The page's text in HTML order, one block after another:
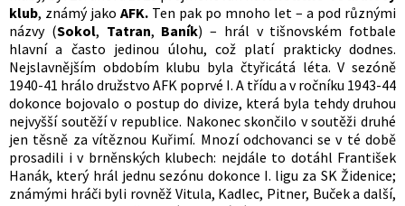
klub, známý jako AFK. Ten pak po mnoho let – a pod různými
názvy (Sokol, Tatran, Baník) – hrál v tišnovském fotbale
hlavní a často jedinou úlohu, což platí prakticky dodnes.
Nejslavnějším obdobím klubu byla čtyřicátá léta. V sezóně
1940-41 hrálo družstvo AFK poprvé I. A třídu a v ročníku 1943-44
dokonce bojovalo o postup do divize, která byla tehdy druhou
nejvyšší soutěží v republice. Nakonec skončilo v soutěži druhé
jen těsně za vítěznou Kuřimí. Mnozí odchovanci se v té době
prosadili i v brněnských klubech: nejdále to dotáhl František
Hanák, který hrál jednu sezónu dokonce I. ligu za SK Židenice;
známými hráči byli rovněž Vitula, Kadlec, Pitner, Buček a další,